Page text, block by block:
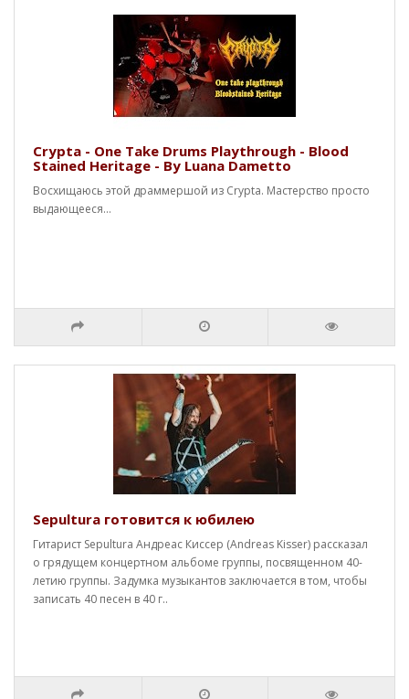
Crypta - One Take Drums Playthrough - Blood
Stained Heritage - By Luana Dametto
Восхищаюсь этой драммершой из Crypta. Мастерство просто
выдающееся...
Sepultura готовится к юбилею
Гитарист Sepultura Андреас Киссер (Andreas Kisser) рассказал
о грядущем концертном альбоме группы, посвященном 40-
летию группы. Задумка музыкантов заключается в том, чтобы
записать 40 песен в 40 г..